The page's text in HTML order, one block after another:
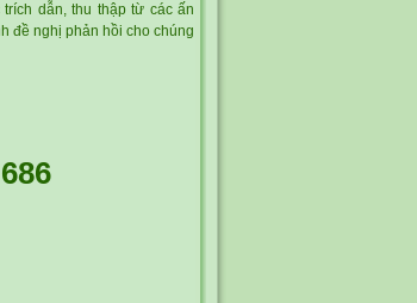
dẫn, thu thập từ các ấn
đề nghị phản hồi cho chúng